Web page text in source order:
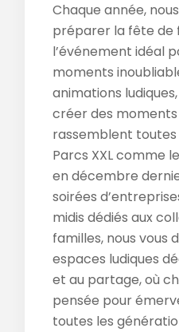
Chaque année,
préparer la fête de
l’événement idéal
moments
animations
créer des moments
rassemblent toutes
Parcs XXL comme
en décembre
soirées
midis dédiés aux
familles, nous vous
espaces ludiques
et au partage, où
pensée pour
toutes les